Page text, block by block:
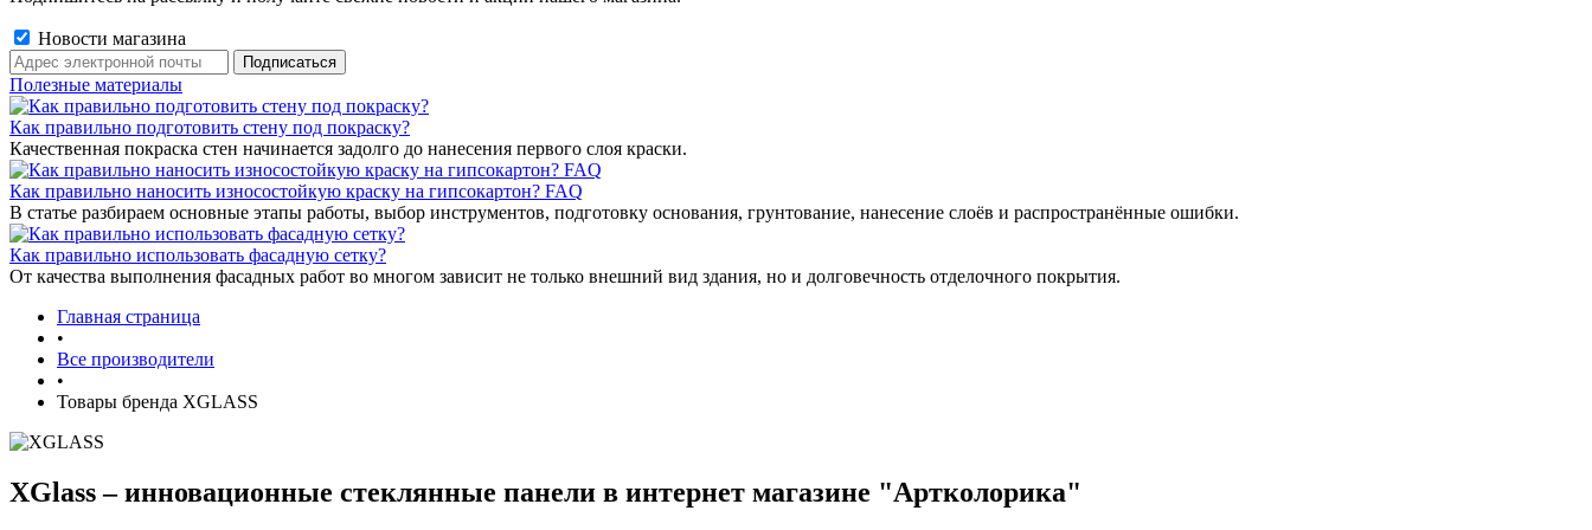
Новости магазина
Полезные материалы
Как правильно подготовить стену под покраску?
Качественная покраска стен начинается задолго до нанесения первого слоя краски.
Как правильно наносить износостойкую краску на гипсокартон? FAQ
В статье разбираем основные этапы работы, выбор инструментов, подготовку основания, грунтование, нанесение слоёв и распространённые ошибки.
Как правильно использовать фасадную сетку?
От качества выполнения фасадных работ во многом зависит не только внешний вид здания, но и долговечность отделочного покрытия.
Главная страница
•
Все производители
•
Товары бренда XGLASS
XGlass – инновационные стеклянные панели в интернет магазине "Артколорика"